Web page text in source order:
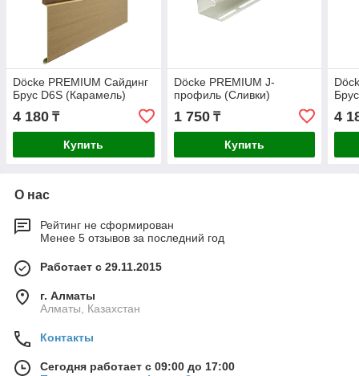
Döcke PREMIUM Сайдинг
Брус D6S (Карамель)
4 180 ₸
Купить
Döcke PREMIUM J-
профиль (Сливки)
1 750₸
Купить
4
О нас
Рейтинг не сформирован
Менее 5 отзывов за последний год
Работает с 29.11.2015
г. Алматы
Алматы, Казахстан
Контакты
Сегодня работает с 09:00 до 17:00